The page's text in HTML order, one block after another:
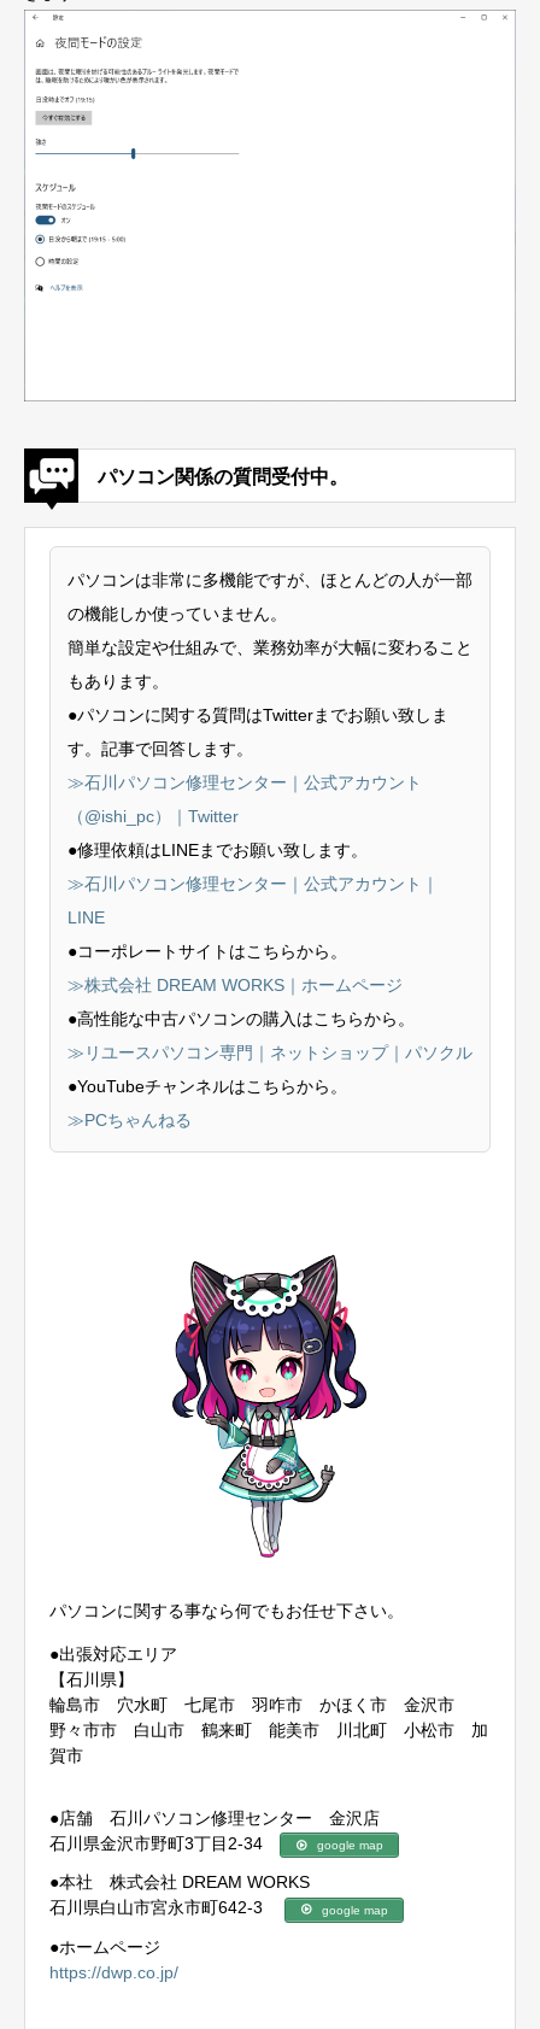
パソコン関係の質問受付中。
パソコンは非常に多機能ですが、ほとんどの人が一部
の機能しか使っていません。
簡単な設定や仕組みで、業務効率が大幅に変わること
もあります。
●パソコンに関する質問はTwitterまでお願い致しま
す。記事で回答します。
≫石川パソコン修理センター｜公式アカウント
（@ishi_pc）｜Twitter
●修理依頼はLINEまでお願い致します。
≫石川パソコン修理センター｜公式アカウント｜
LINE
●コーポレートサイトはこちらから。
≫株式会社 DREAM WORKS｜ホームページ
●高性能な中古パソコンの購入はこちらから。
≫リユースパソコン専門｜ネットショップ｜パソクル
●YouTubeチャンネルはこちらから。
≫PCちゃんねる
パソコンに関する事なら何でもお任せ下さい。
●出張対応エリア
【石川県】
輪島市 穴水町 七尾市 羽咋市 かほく市 金沢市
野々市市 白山市 鶴来町 能美市 川北町 小松市 加
賀市
●店舗 石川パソコン修理センター 金沢店
石川県金沢市野町3丁目2-34
google map
●本社 株式会社 DREAM WORKS
石川県白山市宮永市町642-3
google map
●ホームページ
https://dwp.co.jp/